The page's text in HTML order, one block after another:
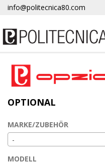
info@politecnica80.com
OPTIONAL
MARKE/ZUBEHÖR
-
MODELL